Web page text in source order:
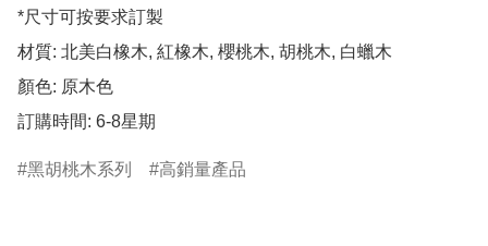
*尺寸可按要求訂製
材質: 北美白橡木, 紅橡木, 櫻桃木, 胡桃木, 白蠟木
顏色: 原木色
訂購時間: 6-8星期
黑胡桃木系列 高銷量產品